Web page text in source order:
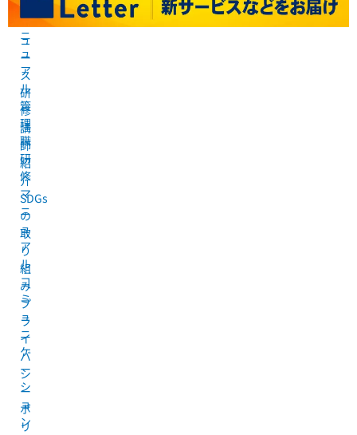
要
ニ
ュ
ー
ス
研
修
講
師
紹
介
SDGs
の
取
り
組
み
プ
ラ
イ
バ
シ
ー
ポ
リ
マ
ニ
ュ
ア
ル
管
理
職
研
修
マ
ニ
ュ
ア
ル
コ
ミ
ュ
ニ
ケ
ー
シ
ョ
ン